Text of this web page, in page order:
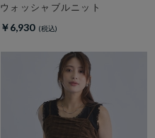
ウォッシャブルニット
￥6,930